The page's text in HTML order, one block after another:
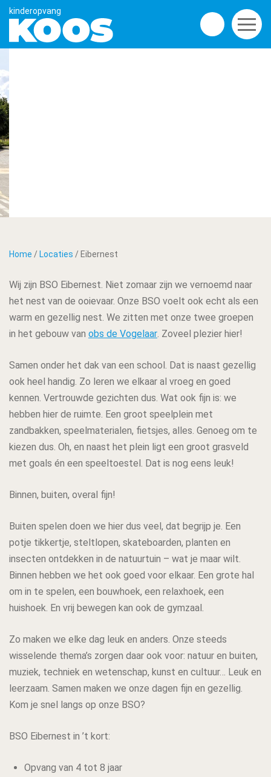
Home / Locaties / Eibernest
Wij zijn BSO Eibernest. Niet zomaar zijn we vernoemd naar
het nest van de ooievaar. Onze BSO voelt ook echt als een
warm en gezellig nest. We zitten met onze twee groepen
in het gebouw van obs de Vogelaar . Zoveel plezier hier!
Samen onder het dak van een school. Dat is naast gezellig
ook heel handig. Zo leren we elkaar al vroeg en goed
kennen. Vertrouwde gezichten dus. Wat ook fijn is: we
hebben hier de ruimte. Een groot speelplein met
zandbakken, speelmaterialen, fietsjes, alles. Genoeg om te
kiezen dus. Oh, en naast het plein ligt een groot grasveld
met goals én een speeltoestel. Dat is nog eens leuk!
Binnen, buiten, overal fijn!
Buiten spelen doen we hier dus veel, dat begrijp je. Een
potje tikkertje, steltlopen, skateboarden, planten en
insecten ontdekken in de natuurtuin – wat je maar wilt.
Binnen hebben we het ook goed voor elkaar. Een grote hal
om in te spelen, een bouwhoek, een relaxhoek, een
huishoek. En vrij bewegen kan ook de gymzaal.
Zo maken we elke dag leuk en anders. Onze steeds
wisselende thema’s zorgen daar ook voor: natuur en buiten,
muziek, techniek en wetenschap, kunst en cultuur… Leuk en
leerzaam. Samen maken we onze dagen fijn en gezellig.
Kom je snel langs op onze BSO?
BSO Eibernest in ’t kort:
Opvang van 4 tot 8 jaar